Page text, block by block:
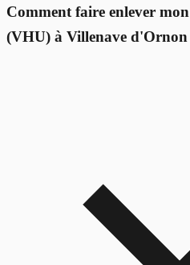
Comment faire enlever
(VHU) à Villenave d'Ornon